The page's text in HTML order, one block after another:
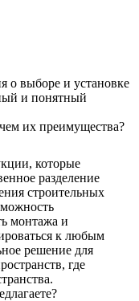
о выборе и установке
и понятный
их преимущества?
которые
разделение
строительных
монтажа и
к любым
решение для
где